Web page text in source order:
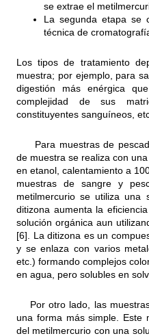
se extrae el
La segunda etapa se
técnica de
Los tipos de tratamiento
muestra; por ejemplo, para
digestión más enérgica
complejidad de sus
constituyentes sanguíneos,
Para muestras de
de muestra se realiza con
en etanol, calentamiento a
muestras de sangre y
metilmercurio se utiliza una
ditizona aumenta la
solución orgánica aun
[6]. La ditizona es un
y se enlaza con varios
etc.) formando complejos
en agua, pero solubles en
Por otro lado, las
una forma más simple. Este
del metilmercurio con una